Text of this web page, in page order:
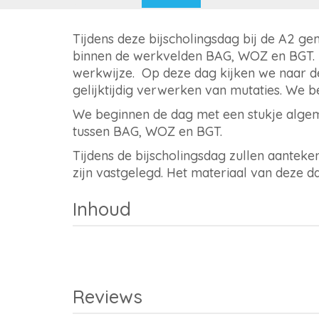
Tijdens deze bijscholingsdag bij de A2
binnen de werkvelden BAG, WOZ en
werkwijze. Op deze dag kijken we naar
gelijktijdig verwerken van mutaties. We
We beginnen de dag met een stukje
tussen BAG, WOZ en BGT.
Tijdens de bijscholingsdag zullen
zijn vastgelegd. Het materiaal van deze
Inhoud
Reviews